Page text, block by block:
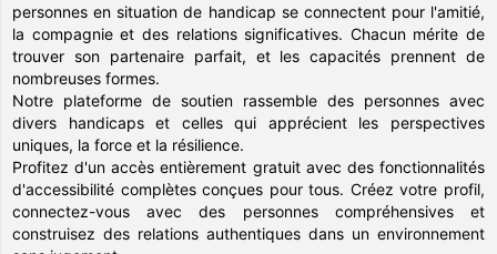
personnes en situation de handicap se connectent pour l'amitié,
la compagnie et des relations significatives. Chacun mérite de
trouver son partenaire parfait, et les capacités prennent de
nombreuses formes.
Notre plateforme de soutien rassemble des personnes avec
divers handicaps et celles qui apprécient les perspectives
uniques, la force et la résilience.
Profitez d'un accès entièrement gratuit avec des fonctionnalités
d'accessibilité complètes conçues pour tous. Créez votre profil,
connectez-vous avec des personnes compréhensives et
construisez des relations authentiques dans un environnement